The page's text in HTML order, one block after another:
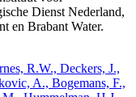
Dienst Nederland,
en Brabant Water.
R.W., Deckers, J.,
A., Bogemans, F.,